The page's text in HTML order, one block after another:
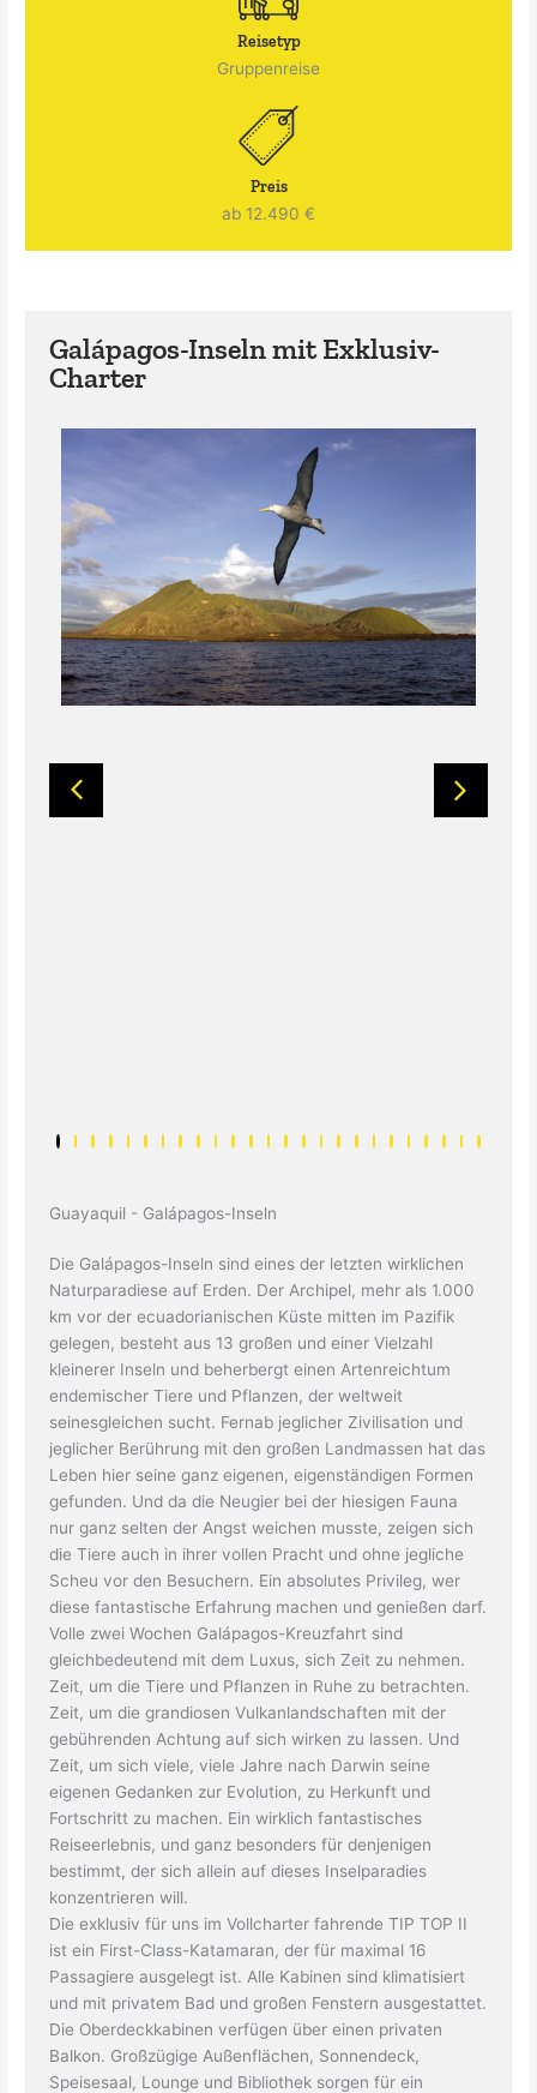
Reisetyp
Gruppenreise
Preis
ab 12.490 €
Galápagos-Inseln mit Exklusiv-
Charter
Guayaquil - Galápagos-Inseln
Die Galápagos-Inseln sind eines der letzten wirklichen
Naturparadiese auf Erden. Der Archipel, mehr als 1.000
km vor der ecuadorianischen Küste mitten im Pazifik
gelegen, besteht aus 13 großen und einer Vielzahl
kleinerer Inseln und beherbergt einen Artenreichtum
endemischer Tiere und Pflanzen, der weltweit
seinesgleichen sucht. Fernab jeglicher Zivilisation und
jeglicher Berührung mit den großen Landmassen hat das
Leben hier seine ganz eigenen, eigenständigen Formen
gefunden. Und da die Neugier bei der hiesigen Fauna
nur ganz selten der Angst weichen musste, zeigen sich
die Tiere auch in ihrer vollen Pracht und ohne jegliche
Scheu vor den Besuchern. Ein absolutes Privileg, wer
diese fantastische Erfahrung machen und genießen darf.
Volle zwei Wochen Galápagos-Kreuzfahrt sind
gleichbedeutend mit dem Luxus, sich Zeit zu nehmen.
Zeit, um die Tiere und Pflanzen in Ruhe zu betrachten.
Zeit, um die grandiosen Vulkanlandschaften mit der
gebührenden Achtung auf sich wirken zu lassen. Und
Zeit, um sich viele, viele Jahre nach Darwin seine
eigenen Gedanken zur Evolution, zu Herkunft und
Fortschritt zu machen. Ein wirklich fantastisches
Reiseerlebnis, und ganz besonders für denjenigen
bestimmt, der sich allein auf dieses Inselparadies
konzentrieren will.
Die exklusiv für uns im Vollcharter fahrende TIP TOP II
ist ein First-Class-Katamaran, der für maximal 16
Passagiere ausgelegt ist. Alle Kabinen sind klimatisiert
und mit privatem Bad und großen Fenstern ausgestattet.
Die Oberdeckkabinen verfügen über einen privaten
Balkon. Großzügige Außenflächen, Sonnendeck,
Speisesaal, Lounge und Bibliothek sorgen für ein